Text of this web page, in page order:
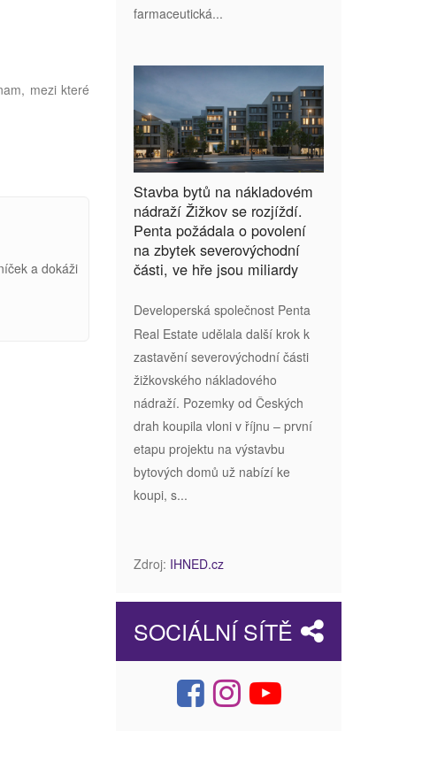
mezi které
a dokáži
farmaceutická...
Stavba bytů na nákladovém
nádraží Žižkov se rozjíždí.
Penta požádala o povolení
na zbytek severovýchodní
části, ve hře jsou miliardy
Developerská společnost Penta
Real Estate udělala další krok k
zastavění severovýchodní části
žižkovského nákladového
nádraží. Pozemky od Českých
drah koupila vloni v říjnu – první
etapu projektu na výstavbu
bytových domů už nabízí ke
koupi, s...
Zdroj: IHNED.cz
SOCIÁLNÍ SÍTĚ